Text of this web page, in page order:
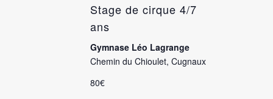
Stage de cirque 4/7
ans
Gymnase Léo Lagrange
Chemin du Chioulet, Cugnaux
80€